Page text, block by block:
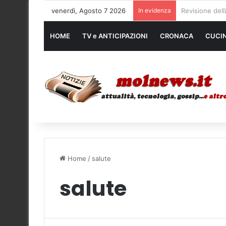
venerdì, Agosto 7 2026 In evidenza Noleggio
HOME TV e ANTICIPAZIONI CRONACA
Home / salute
salute